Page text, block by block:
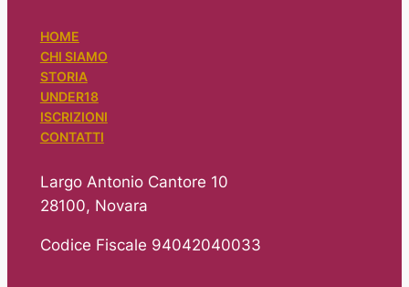
HOME
CHI SIAMO
STORIA
UNDER18
ISCRIZIONI
CONTATTI
Largo Antonio Cantore 10
28100, Novara
Codice Fiscale 94042040033